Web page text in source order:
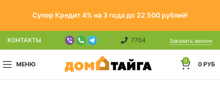
Супер Кредит 4% на 3 года до 22 500 рублей!
КОНТАКТЫ 7704 Заказать звонок
МЕНЮ 0 0 РУБ